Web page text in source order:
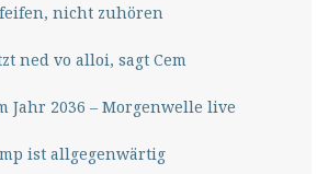
nicht zuhören
ned vo alloi, sagt Cem
Jahr 2036 – Morgenwelle live
ist allgegenwärtig